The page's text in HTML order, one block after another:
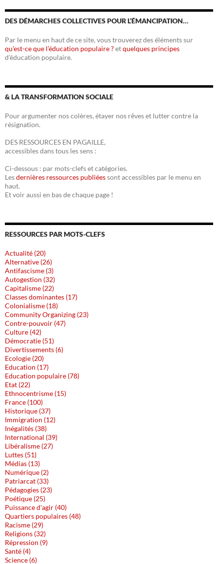
DES DÉMARCHES COLLECTIVES POUR L’ÉMANCIPATION…
Par le menu en haut de ce site, vous trouverez des éléments sur
qu’est-ce que l’éducation populaire ?etquelques principes
d’éducation populaire.
& LA TRANSFORMATION SOCIALE
Pour argumenter nos colères, étayer nos rêves et lutter contre la
résignation.
DES RESSOURCES EN PAGAILLE,
accessibles dans tous les sens :
Ci-dessous : par mots-clefs et catégories.
Lesdernières ressources publiéessont accessibles par le menu en
haut.
Et voir aussi en bas de chaque page !
RESSOURCES PAR MOTS-CLEFS
Actualité (20)
Alternative (26)
Antifascisme (3)
Autogestion (32)
Capitalisme (22)
Classes dominantes (17)
Colonialisme (18)
Community Organizing (23)
Contre-pouvoir (47)
Culture (42)
Démocratie (51)
Divertissements (6)
Ecologie (20)
Education (17)
Education populaire (78)
Etat (22)
Ethnocentrisme (15)
France (100)
Historique (37)
Immigration (12)
Inégalités (38)
International (39)
Libéralisme (27)
Luttes (51)
Médias (13)
Numérique (2)
Patriarcat (33)
Pédagogies (23)
Poétique (25)
Puissance d'agir (40)
Quartiers populaires (48)
Racisme (29)
Religions (32)
Répression (9)
Santé (4)
Science (6)